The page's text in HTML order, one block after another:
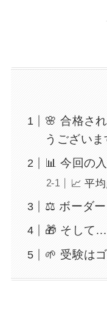
🌸 合格さ
うございま
📊 今回の
📈 平
⚖️ ボーダー
🎁 そして
🌱 受験は